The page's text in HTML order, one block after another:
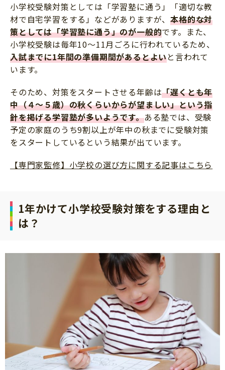
小学校受験対策としては「学習塾に通う」「適切な教
材で自宅学習をする」などがありますが、本格的な対
策としては「学習塾に通う」のが一般的です。また、
小学校受験は毎年10～11月ごろに行われているため、
入試までに1年間の準備期間があるとよいと言われて
います。
そのため、対策をスタートさせる年齢は「遅くとも年
中（４～５歳）の秋くらいからが望ましい」という指
針を掲げる学習塾が多いようです。ある塾では、受験
予定の家庭のうち9割以上が年中の秋までに受験対策
をスタートしているという結果が出ています。
【専門家監修】小学校の選び方に関する記事はこちら
1年かけて小学校受験対策をする理由と
は？